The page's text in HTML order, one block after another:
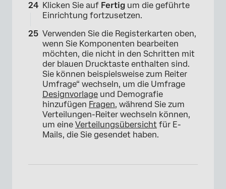
Klicken Sie auf Fertig um die geführte
Einrichtung fortzusetzen.
Verwenden Sie die Registerkarten oben,
wenn Sie Komponenten bearbeiten
möchten, die nicht in den Schritten mit
der blauen Drucktaste enthalten sind.
Sie können beispielsweise zum Reiter
Umfrage“ wechseln, um die Umfrage
Designvorlage und Demografie
hinzufügen Fragen, während Sie zum
Verteilungen-Reiter wechseln können,
um eine Verteilungsübersicht für E-
Mails, die Sie gesendet haben.